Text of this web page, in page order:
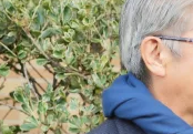
任意
後見
のメ
リッ
トと
制限